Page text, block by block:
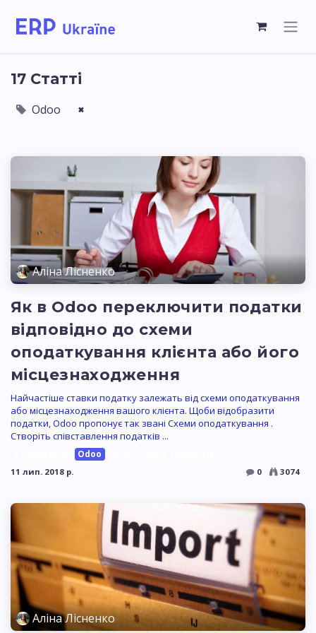
17 Статті
Odoo ×
Аліна Лісненко
Як в Odoo переключити податки
відповідно до схеми
оподаткування клієнта або його
місцезнаходження
Найчастіше ставки податку залежать від схеми оподаткування
або місцезнаходження вашого клієнта. Щоби відобразити
податки, Odoo пропонує так звані Схеми оподаткування .
Створіть співставлення податків ...
Odoo
11 лип. 2018 р. 0 3074
Аліна Лісненко